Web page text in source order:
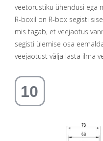
veetorustiku ühendusi ega
R-boxil on R-box segisti
mis tagab, et veejaotus
segisti ülemise osa
veejaotust välja lasta ilma